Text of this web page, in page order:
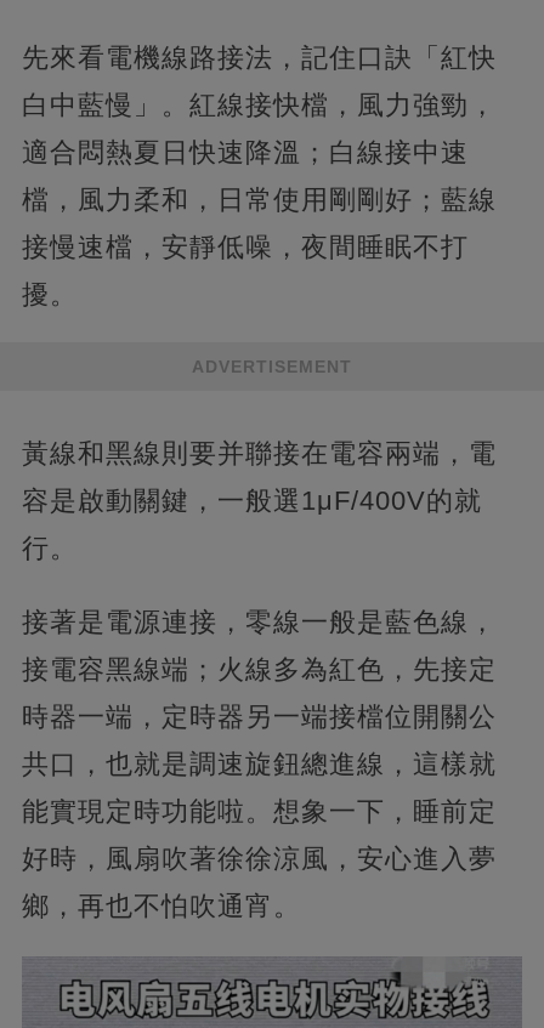
先來看電機線路接法，記住口訣「紅快
白中藍慢」。紅線接快檔，風力強勁，
適合悶熱夏日快速降溫；白線接中速
檔，風力柔和，日常使用剛剛好；藍線
接慢速檔，安靜低噪，夜間睡眠不打
擾。
ADVERTISEMENT
黃線和黑線則要并聯接在電容兩端，電
容是啟動關鍵，一般選1μF/400V的就
行。
接著是電源連接，零線一般是藍色線，
接電容黑線端；火線多為紅色，先接定
時器一端，定時器另一端接檔位開關公
共口，也就是調速旋鈕總進線，這樣就
能實現定時功能啦。想象一下，睡前定
好時，風扇吹著徐徐涼風，安心進入夢
鄉，再也不怕吹通宵。